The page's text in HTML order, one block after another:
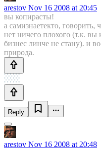
arestov Nov 16 2008 at 20:45
вы копирасты!
а самизнаетекто,
нет ничего плохого (т.к. вы
бизнес линче не стану). и
природа.
Reply
arestov Nov 16 2008 at 20:48